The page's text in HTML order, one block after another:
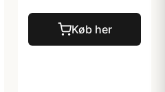
Køb her